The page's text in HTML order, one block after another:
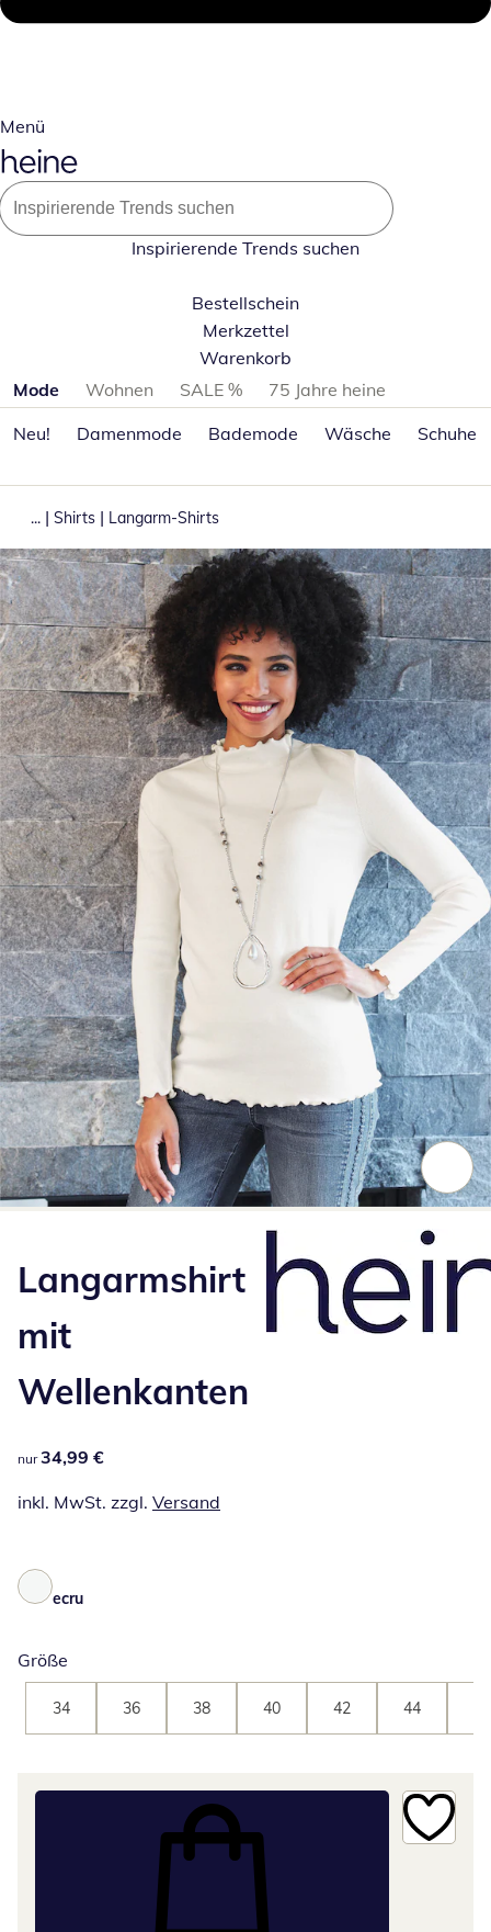
Menü
Inspirierende Trends suchen
Bestellschein
Merkzettel
Warenkorb
Produktkategorien überspringen
Mode Wohnen SALE %
75 Jahre heine
Neu!
Damenmode Bademode Wäsche Schuhe
... | Shirts | Langarm-Shirts
Langarmshirt
mit
Wellenkanten
34,99 €
nur 34,99 €
inkl. MwSt. zzgl. Versand
ecru
Größe
34 36 38 40 42 44